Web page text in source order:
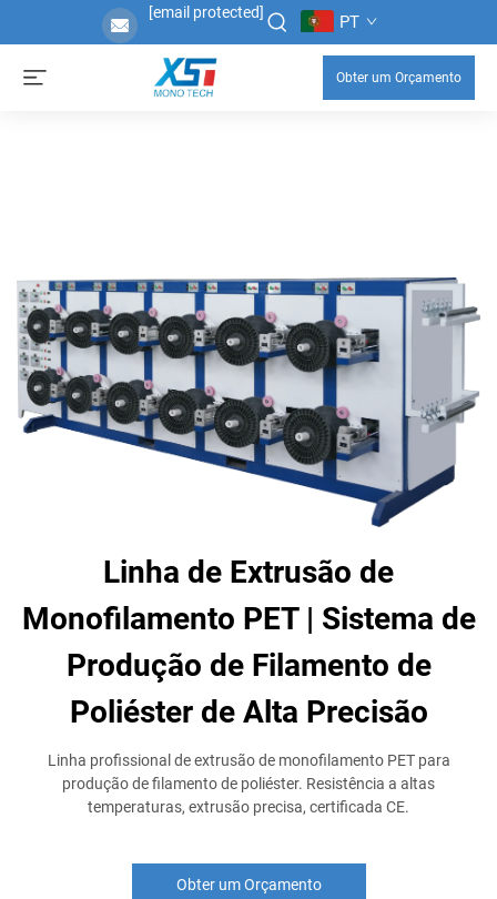
[email protected] PT
Obter um Orçamento
Linha de Extrusão de
Monofilamento PET | Sistema de
Produção de Filamento de
Poliéster de Alta Precisão
Linha profissional de extrusão de monofilamento PET para
produção de filamento de poliéster. Resistência a altas
temperaturas, extrusão precisa, certificada CE.
Obter um Orçamento